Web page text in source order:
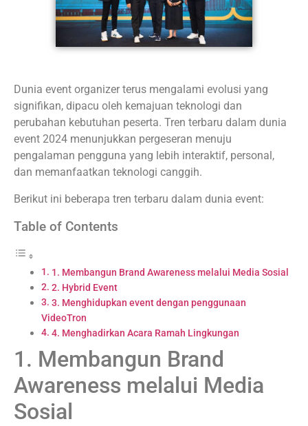
Dunia event organizer terus mengalami evolusi yang
signifikan, dipacu oleh kemajuan teknologi dan
perubahan kebutuhan peserta. Tren terbaru dalam dunia
event 2024 menunjukkan pergeseran menuju
pengalaman pengguna yang lebih interaktif, personal,
dan memanfaatkan teknologi canggih.
Berikut ini beberapa tren terbaru dalam dunia event:
Table of Contents
1. Membangun Brand Awareness melalui Media Sosial
2. Hybrid Event
3. Menghidupkan event dengan penggunaan
VideoTron
4. Menghadirkan Acara Ramah Lingkungan
1. Membangun Brand
Awareness melalui Media
Sosial